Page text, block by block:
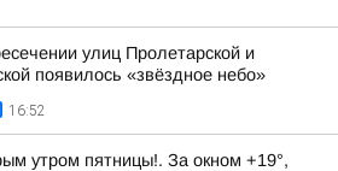
улиц Пролетарской и
появилось «звёздное небо»
16:52
утром пятницы!. За окном +19°,